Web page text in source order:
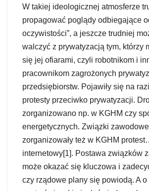
W takiej ideologicznej atmosferze
propagować poglądy odbiegające
oczywistości”, a jeszcze trudniej
walczyć z prywatyzacją tym, którzy
się jej ofiarami, czyli robotnikom i
pracownikom zagrożonych
przedsiębiorstw. Pojawiły się na
protesty przeciwko prywatyzacji.
zorganizowano np. w KGHM czy
energetycznych. Związki zawodowe
zorganizowały też w KGHM
internetowy[1]. Postawa związków
może okazać się kluczowa i
czy rządowe plany się powiodą. A o